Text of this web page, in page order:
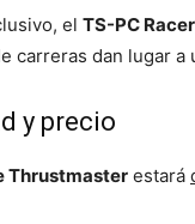
el TS-PC Racer
carreras dan lugar
y precio
Thrustmaster estará